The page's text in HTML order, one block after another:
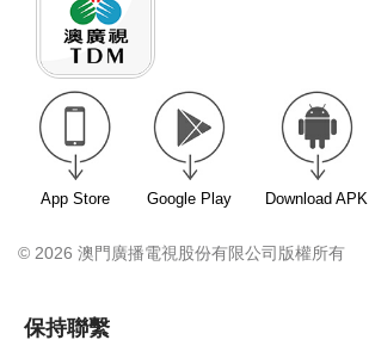
App Store Google Play Download APK
© 2026 澳門廣播電視股份有限公司版權所有
保持聯繫